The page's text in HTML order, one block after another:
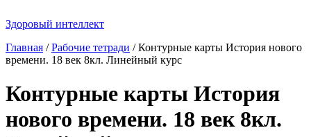
Здоровый интеллект
Главная /Рабочие тетради / Контурные карты История нового
времени. 18 век 8кл. Линейный курс
Контурные карты История
нового времени. 18 век 8кл.